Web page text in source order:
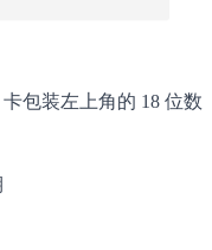
包装左上角的 18 位数